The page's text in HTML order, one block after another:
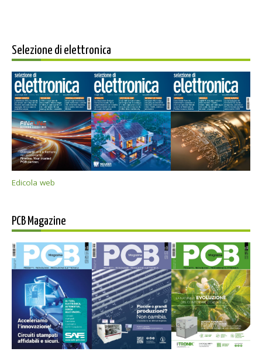
Selezione di elettronica
Edicola web
PCB Magazine